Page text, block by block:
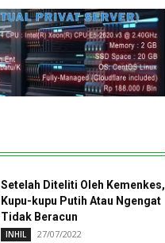
Setelah Diteliti Oleh Kemenkes,
Kupu-kupu Putih Atau Ngengat
Tidak Beracun
INHIL 27/07/2022